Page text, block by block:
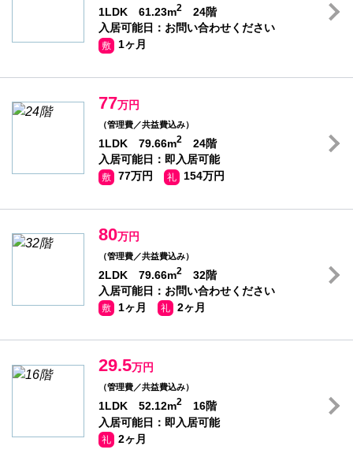
1LDK 61.23m2
24階
入居可能日：お問い合わせください
敷 1ヶ月
77万円
（管理費／共益費込み）
1LDK 79.66m2
24階
入居可能日：即入居可能
敷 77万円 礼 154万円
80万円
（管理費／共益費込み）
2LDK 79.66m2
32階
入居可能日：お問い合わせください
敷 1ヶ月 礼 2ヶ月
29.5万円
（管理費／共益費込み）
1LDK 52.12m2
16階
入居可能日：即入居可能
礼 2ヶ月